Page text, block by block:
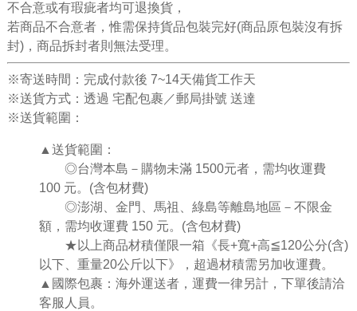
不合意或有瑕疵者均可退換貨，
若商品不合意者，惟需保持貨品包裝完好(商品原包裝沒有拆
封)，商品拆封者則無法受理。
※寄送時間：完成付款後 7~14天備貨工作天
※送貨方式：透過 宅配包裹／郵局掛號 送達
※送貨範圍：
▲送貨範圍：
◎台灣本島－購物未滿 1500元者，需均收運費
100 元。(含包材費)
◎澎湖、金門、馬祖、綠島等離島地區－不限金
額，需均收運費 150 元。(含包材費)
★ 以上商品材積僅限一箱《長+寬+高≦120公分(含)
以下、重量20公斤以下》，超過材積需另加收運費。
▲國際包裹：海外運送者，運費一律另計，下單後請洽
客服人員。